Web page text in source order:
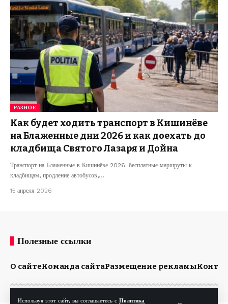
Используя этот сайт, вы соглашаетесь с Политика
РАЗНОЕ
Как будет ходить транспорт в Кишинёве
на Блаженные дни 2026 и как доехать до
кладбища Святого Лазаря и Дойна
Транспорт на Блаженные в Кишинёве 2026: бесплатные маршруты к
кладбищам, продление автобусов,…
15 апреля 2026
Полезные ссылки
О сайтеКоманда сайтаРазмещение рекламы